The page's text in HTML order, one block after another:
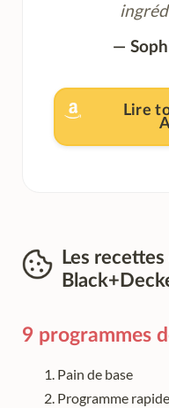
Lire
Les
9 programmes
Pain de base
Programme rapide